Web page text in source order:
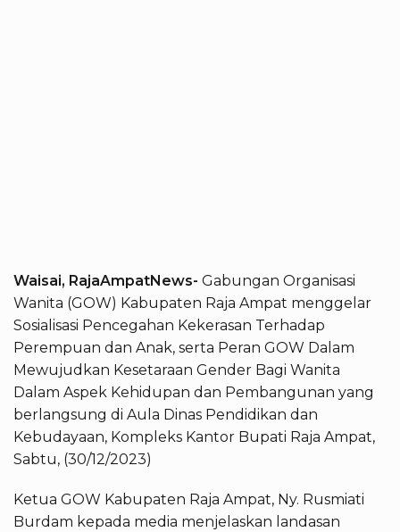
Waisai, RajaAmpatNews- Gabungan Organisasi
Wanita (GOW) Kabupaten Raja Ampat menggelar
Sosialisasi Pencegahan Kekerasan Terhadap
Perempuan dan Anak, serta Peran GOW Dalam
Mewujudkan Kesetaraan Gender Bagi Wanita
Dalam Aspek Kehidupan dan Pembangunan yang
berlangsung di Aula Dinas Pendidikan dan
Kebudayaan, Kompleks Kantor Bupati Raja Ampat,
Sabtu, (30/12/2023)
Ketua GOW Kabupaten Raja Ampat, Ny. Rusmiati
Burdam kepada media menjelaskan landasan